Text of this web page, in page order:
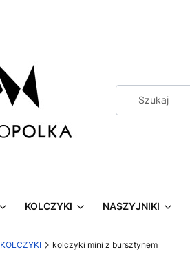
KOLCZYKI NASZYJNIKI
KOLCZYKI kolczyki mini z bursztynem